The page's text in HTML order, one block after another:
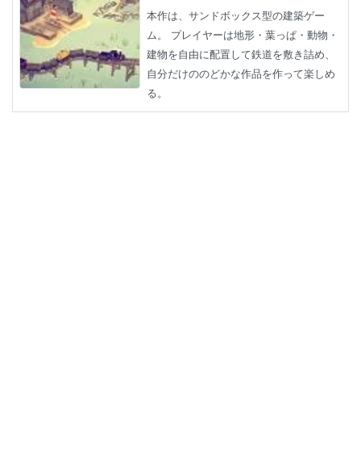
本作は、サンドボックス型の建築ゲー
ム。 プレイヤーは地形・葉っぱ・動物・
建物を自由に配置して鉄道を敷き詰め、
自分だけののどかな作品を作って楽しめ
る。